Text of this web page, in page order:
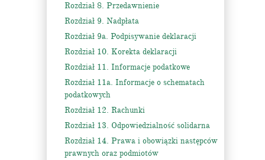
Rozdział 8. Przedawnienie
Rozdział 9. Nadpłata
Rozdział 9a. Podpisywanie deklaracji
Rozdział 10. Korekta deklaracji
Rozdział 11. Informacje podatkowe
Rozdział 11a. Informacje o schematach
podatkowych
Rozdział 12. Rachunki
Rozdział 13. Odpowiedzialność solidarna
Rozdział 14. Prawa i obowiązki następców
prawnych oraz podmiotów